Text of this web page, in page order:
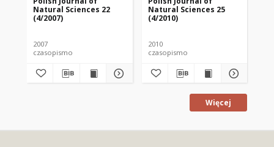
Natural Sciences 22
(4/2007)
2007
czasopismo
Natural Sciences 25
(4/2010)
2010
czasopismo
Więcej